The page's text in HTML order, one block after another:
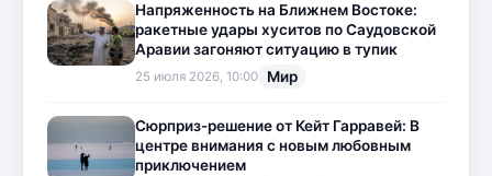
Напряженность на Ближнем Востоке:
ракетные удары хуситов по Саудовской
Аравии загоняют ситуацию в тупик
25 июля 2026, 10:00 Мир
Сюрприз-решение от Кейт Гарравей: В
центре внимания с новым любовным
приключением